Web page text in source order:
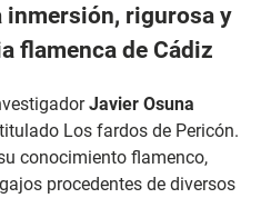
inmersión, rigurosa y
flamenca de Cádiz
Javier Osuna
titulado Los fardos de Pericón.
conocimiento flamenco,
procedentes de diversos